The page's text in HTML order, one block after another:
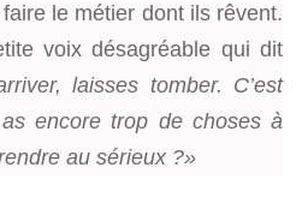
le métier dont ils rêvent.
voix désagréable qui dit
laisses tomber. C’est
encore trop de choses à
au sérieux ?»